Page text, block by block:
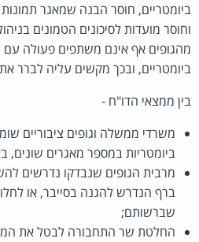
ביומטריים, חוסר הבנה שמאגר
וחוסר מועדות לסיכונים הטמונים
מהגופים אף אינם משתפים פעולה עם
ביומטריים, ובכך מקשים עליה לברר
בין ממצאי הדו"ח -
משרדי ממשלה וגופים ציבוריים
ביומטריות במספר מאגרים שונים,
מרבית הגופים שנבדקו נדרשים
ברף הנדרש להגנה בסייבר, או
שברשותם;
החלטת שר התחבורה לבטל את